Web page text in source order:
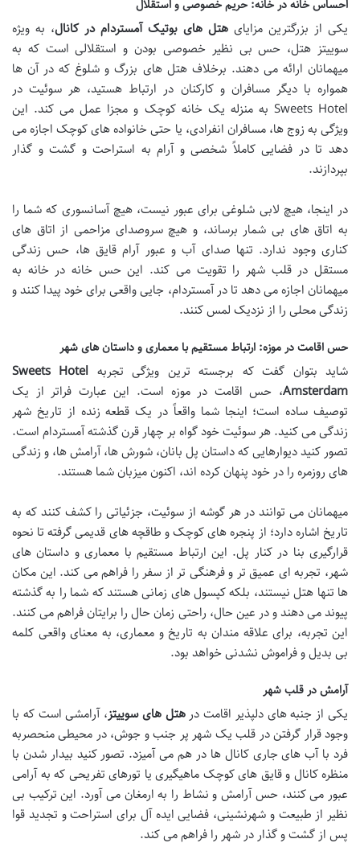
احساس خانه در خانه: حریم خصوصی و استقلال
یکی از بزرگترین مزایای هتل های بوتیک آمستردام در کانال، به ویژه
سوییتز هتل، حس بی نظیر خصوصی بودن و استقلالی است که به
میهمانان ارائه می دهند. برخلاف هتل های بزرگ و شلوغ که در آن ها
همواره با دیگر مسافران و کارکنان در ارتباط هستید، هر سوئیت در
Sweets Hotel به منزله یک خانه کوچک و مجزا عمل می کند. این
ویژگی به زوج ها، مسافران انفرادی، یا حتی خانواده های کوچک اجازه می
دهد تا در فضایی کاملاً شخصی و آرام به استراحت و گشت و گذار
بپردازند.
در اینجا، هیچ لابی شلوغی برای عبور نیست، هیچ آسانسوری که شما را
به اتاق های بی شمار برساند، و هیچ سروصدای مزاحمی از اتاق های
کناری وجود ندارد. تنها صدای آب و عبور آرام قایق ها، حس زندگی
مستقل در قلب شهر را تقویت می کند. این حس خانه در خانه به
میهمانان اجازه می دهد تا در آمستردام، جایی واقعی برای خود پیدا کنند و
زندگی محلی را از نزدیک لمس کنند.
حس اقامت در موزه: ارتباط مستقیم با معماری و داستان های شهر
شاید بتوان گفت که برجسته ترین ویژگی تجربه Sweets Hotel
Amsterdam، حس اقامت در موزه است. این عبارت فراتر از یک
توصیف ساده است؛ اینجا شما واقعاً در یک قطعه زنده از تاریخ شهر
زندگی می کنید. هر سوئیت خود گواه بر چهار قرن گذشته آمستردام است.
تصور کنید دیوارهایی که داستان پل بانان، شورش ها، آرامش ها، و زندگی
های روزمره را در خود پنهان کرده اند، اکنون میزبان شما هستند.
میهمانان می توانند در هر گوشه از سوئیت، جزئیاتی را کشف کنند که به
تاریخ اشاره دارد؛ از پنجره های کوچک و طاقچه های قدیمی گرفته تا نحوه
قرارگیری بنا در کنار پل. این ارتباط مستقیم با معماری و داستان های
شهر، تجربه ای عمیق تر و فرهنگی تر از سفر را فراهم می کند. این مکان
ها تنها هتل نیستند، بلکه کپسول های زمانی هستند که شما را به گذشته
پیوند می دهند و در عین حال، راحتی زمان حال را برایتان فراهم می کنند.
این تجربه، برای علاقه مندان به تاریخ و معماری، به معنای واقعی کلمه
بی بدیل و فراموش نشدنی خواهد بود.
آرامش در قلب شهر
یکی از جنبه های دلپذیر اقامت درهتل های سوییتز، آرامشی است که با
وجود قرار گرفتن در قلب یک شهر پر جنب و جوش، در محیطی منحصربه
فرد با آب های جاری کانال ها در هم می آمیزد. تصور کنید بیدار شدن با
منظره کانال و قایق های کوچک ماهیگیری یا تورهای تفریحی که به آرامی
عبور می کنند، حس آرامش و نشاط را به ارمغان می آورد. این ترکیب بی
نظیر از طبیعت و شهرنشینی، فضایی ایده آل برای استراحت و تجدید قوا
پس از گشت و گذار در شهر را فراهم می کند.